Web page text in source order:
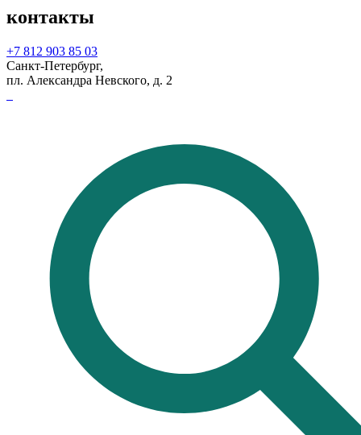
контакты
+7 812 903 85 03
Санкт-Петербург,
пл. Александра Невского, д. 2